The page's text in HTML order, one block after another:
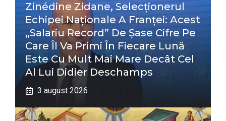
Zinédine Zidane, Selecționerul
Echipei Naționale A Franței: Acest
„salariu Record” De Șase Cifre Pe
Care Îl Va Primi În Fiecare Lună
Este Cu Mult Mai Mare Decât Cel
Al Lui Didier Deschamps
3 august 2026